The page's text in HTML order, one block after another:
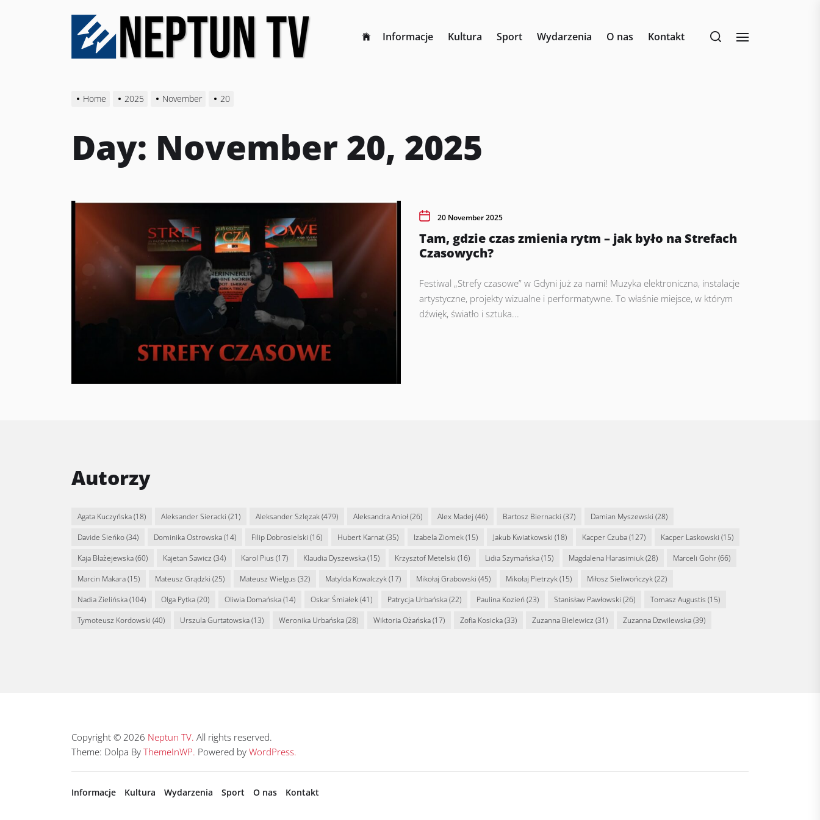
Informacje Kultura Sport Wydarzenia O nas Kontakt
Home 2025 November 20
Day: November 20, 2025
20 November 2025
Tam, gdzie czas zmienia rytm – jak było na Strefach
Czasowych?
Festiwal „Strefy czasowe” w Gdyni już za nami! Muzyka elektroniczna, instalacje
artystyczne, projekty wizualne i performatywne. To właśnie miejsce, w którym
dźwięk, światło i sztuka...
Autorzy
Agata Kuczyńska(18) Aleksander Sieracki (21) Aleksander Szlęzak(479) Aleksandra Anioł(26) Alex Madej (46) Bartosz Biernacki (37) Damian Myszewski (28)
Davide Sieńko(34) Dominika Ostrowska(14) Filip Dobrosielski (16) Hubert Karnat(35) Izabela Ziomek(15) Jakub Kwiatkowski (18) Kacper Czuba(127) Kacper Laskowski (15)
Kaja Błażejewska(60) Kajetan Sawicz (34) Karol Pius (17) Klaudia Dyszewska(15) Krzysztof Metelski (16) Lidia Szymańska(15) Magdalena Harasimiuk(28) Marceli Gohr(66)
Marcin Makara(15) Mateusz Grądzki (25) Mateusz Wielgus (32) Matylda Kowalczyk(17) Mikołaj Grabowski (45) Mikołaj Pietrzyk(15) Miłosz Sieliwończyk(22)
Nadia Zielińska(104) Olga Pytka(20) Oliwia Domańska(14) Oskar Śmiałek(41) Patrycja Urbańska(22) Paulina Kozień (23) Stanisław Pawłowski (26) Tomasz Augustis (15)
Tymoteusz Kordowski (40) Urszula Gurtatowska(13) Weronika Urbańska(28) Wiktoria Ożańska(17) Zofia Kosicka(33) Zuzanna Bielewicz (31) Zuzanna Dzwilewska(39)
Copyright © 2026 Neptun TV. All rights reserved.
Theme: Dolpa By ThemeInWP. Powered by WordPress.
Informacje Kultura Wydarzenia Sport O nas Kontakt